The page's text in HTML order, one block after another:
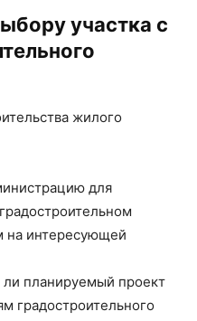
участка с
жилого
для
на интересующей
ли планируемый проект
градостроительного